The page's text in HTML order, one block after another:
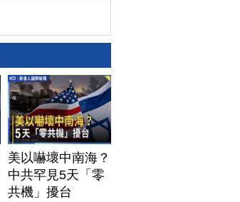
美以嚇壞中南海？
中共罕見5天「零
共機」擾台